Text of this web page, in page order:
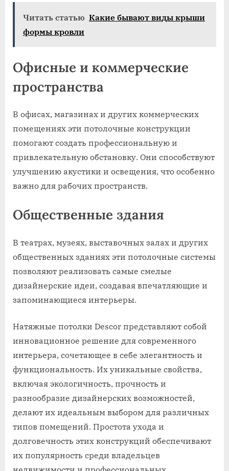
Читать статью Какие бывают виды крыши
формы кровли
Офисные и коммерческие
пространства
В офисах, магазинах и других коммерческих
помещениях эти потолочные конструкции
помогают создать профессиональную и
привлекательную обстановку. Они способствуют
улучшению акустики и освещения, что особенно
важно для рабочих пространств.
Общественные здания
В театрах, музеях, выставочных залах и других
общественных зданиях эти потолочные системы
позволяют реализовать самые смелые
дизайнерские идеи, создавая впечатляющие и
запоминающиеся интерьеры.
Натяжные потолки Descor представляют собой
инновационное решение для современного
интерьера, сочетающее в себе элегантность и
функциональность. Их уникальные свойства,
включая экологичность, прочность и
разнообразие дизайнерских возможностей,
делают их идеальным выбором для различных
типов помещений. Простота ухода и
долговечность этих конструкций обеспечивают
их популярность среди владельцев